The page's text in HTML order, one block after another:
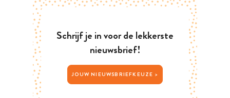
Schrijf je in voor de lekkerste
nieuwsbrief!
JOUW NIEUWSBRIEFKEUZE >